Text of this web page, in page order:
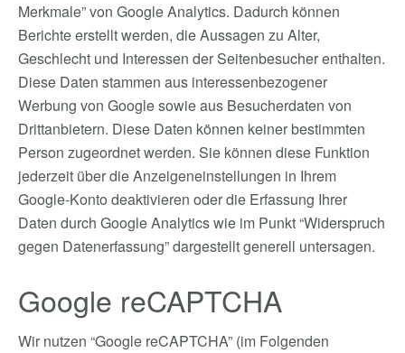
Merkmale” von Google Analytics. Dadurch können
Berichte erstellt werden, die Aussagen zu Alter,
Geschlecht und Interessen der Seitenbesucher enthalten.
Diese Daten stammen aus interessenbezogener
Werbung von Google sowie aus Besucherdaten von
Drittanbietern. Diese Daten können keiner bestimmten
Person zugeordnet werden. Sie können diese Funktion
jederzeit über die Anzeigeneinstellungen in Ihrem
Google-Konto deaktivieren oder die Erfassung Ihrer
Daten durch Google Analytics wie im Punkt “Widerspruch
gegen Datenerfassung” dargestellt generell untersagen.
Google reCAPTCHA
Wir nutzen “Google reCAPTCHA” (im Folgenden